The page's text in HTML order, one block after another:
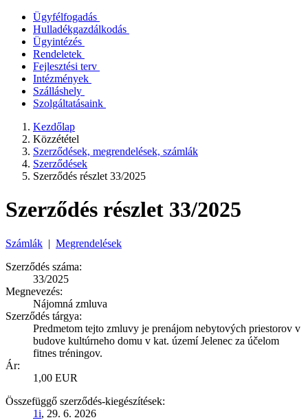
Ügyfélfogadás
Hulladékgazdálkodás
Ügyintézés
Rendeletek
Fejlesztési terv
Intézmények
Szálláshely
Szolgáltatásaink
Kezdőlap
Közzététel
Szerződések, megrendelések, számlák
Szerződések
Szerződés részlet 33/2025
Szerződés részlet 33/2025
Számlák | Megrendelések
Szerződés száma:
33/2025
Megnevezés:
Nájomná zmluva
Szerződés tárgya:
Predmetom tejto zmluvy je prenájom nebytových priestorov v
budove kultúrneho domu v kat. území Jelenec za účelom
fitnes tréningov.
Ár:
1,00 EUR
Összefüggő szerződés-kiegészítések:
1i, 29. 6. 2026